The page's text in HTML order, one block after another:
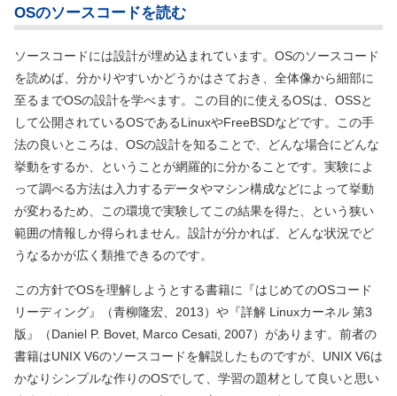
OSのソースコードを読む
ソースコードには設計が埋め込まれています。OSのソースコード
を読めば、分かりやすいかどうかはさておき、全体像から細部に
至るまでOSの設計を学べます。この目的に使えるOSは、OSSと
して公開されているOSであるLinuxやFreeBSDなどです。この手
法の良いところは、OSの設計を知ることで、どんな場合にどんな
挙動をするか、ということが網羅的に分かることです。実験によ
って調べる方法は入力するデータやマシン構成などによって挙動
が変わるため、この環境で実験してこの結果を得た、という狭い
範囲の情報しか得られません。設計が分かれば、どんな状況でど
うなるかが広く類推できるのです。
この方針でOSを理解しようとする書籍に『はじめてのOSコード
リーディング』（青柳隆宏、2013）や『詳解 Linuxカーネル 第3
版』（Daniel P. Bovet, Marco Cesati, 2007）があります。前者の
書籍はUNIX V6のソースコードを解説したものですが、UNIX V6は
かなりシンプルな作りのOSでして、学習の題材として良いと思い